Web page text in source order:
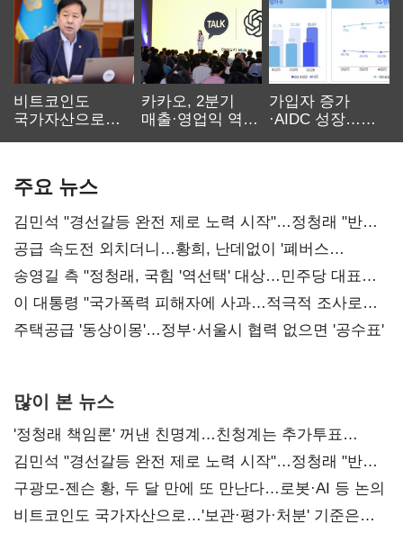
비트코인도
국가자산으로…'
카카오, 2분기
매출·영업익 역대
가입자 증가
·AIDC 성장…
주요 뉴스
김민석 "경선갈등 완전 제로 노력 시작"…정청래 "반명
공세 사과부터 해야"
공급 속도전 외치더니…황희, 난데없이 '폐버스
리모델링' 제안
송영길 측 "정청래, 국힘 '역선택' 대상…민주당 대표로
총선 지휘 못해"
이 대통령 "국가폭력 피해자에 사과…적극적 조사로
진실 밝혀야"
주택공급 '동상이몽'…정부·서울시 협력 없으면 '공수표'
많이 본 뉴스
'정청래 책임론' 꺼낸 친명계…친청계는 추가투표
때리기
김민석 "경선갈등 완전 제로 노력 시작"…정청래 "반명
공세 사과부터 해야"
구광모-젠슨 황, 두 달 만에 또 만난다…로봇·AI 등 논의
비트코인도 국가자산으로…'보관·평가·처분' 기준은